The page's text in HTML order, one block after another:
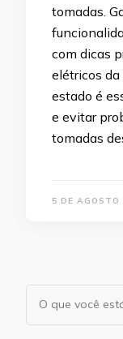
tomadas.
com dicas
elétricos da
estado é
e evitar
tomadas
5 DE AGOSTO
Procurando
algo?